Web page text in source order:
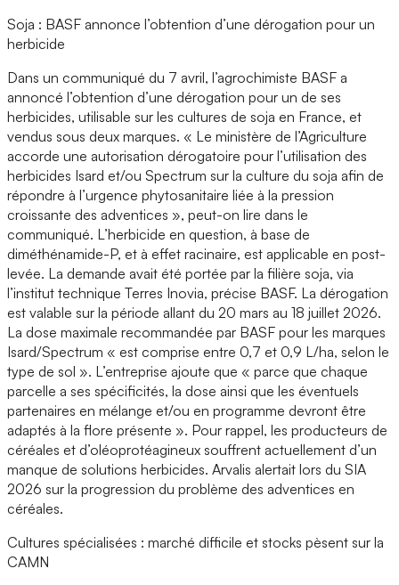
Soja : BASF annonce l’obtention d’une dérogation pour un
herbicide
Dans un communiqué du 7 avril, l’agrochimiste BASF a
annoncé l’obtention d’une dérogation pour un de ses
herbicides, utilisable sur les cultures de soja en France, et
vendus sous deux marques. « Le ministère de l’Agriculture
accorde une autorisation dérogatoire pour l’utilisation des
herbicides Isard et/ou Spectrum sur la culture du soja afin de
répondre à l’urgence phytosanitaire liée à la pression
croissante des adventices », peut-on lire dans le
communiqué. L’herbicide en question, à base de
diméthénamide-P, et à effet racinaire, est applicable en post-
levée. La demande avait été portée par la filière soja, via
l’institut technique Terres Inovia, précise BASF. La dérogation
est valable sur la période allant du 20 mars au 18 juillet 2026.
La dose maximale recommandée par BASF pour les marques
Isard/Spectrum « est comprise entre 0,7 et 0,9 L/ha, selon le
type de sol ». L’entreprise ajoute que « parce que chaque
parcelle a ses spécificités, la dose ainsi que les éventuels
partenaires en mélange et/ou en programme devront être
adaptés à la flore présente ». Pour rappel, les producteurs de
céréales et d’oléoprotéagineux souffrent actuellement d’un
manque de solutions herbicides. Arvalis alertait lors du SIA
2026 sur la progression du problème des adventices en
céréales.
Cultures spécialisées : marché difficile et stocks pèsent sur la
CAMN